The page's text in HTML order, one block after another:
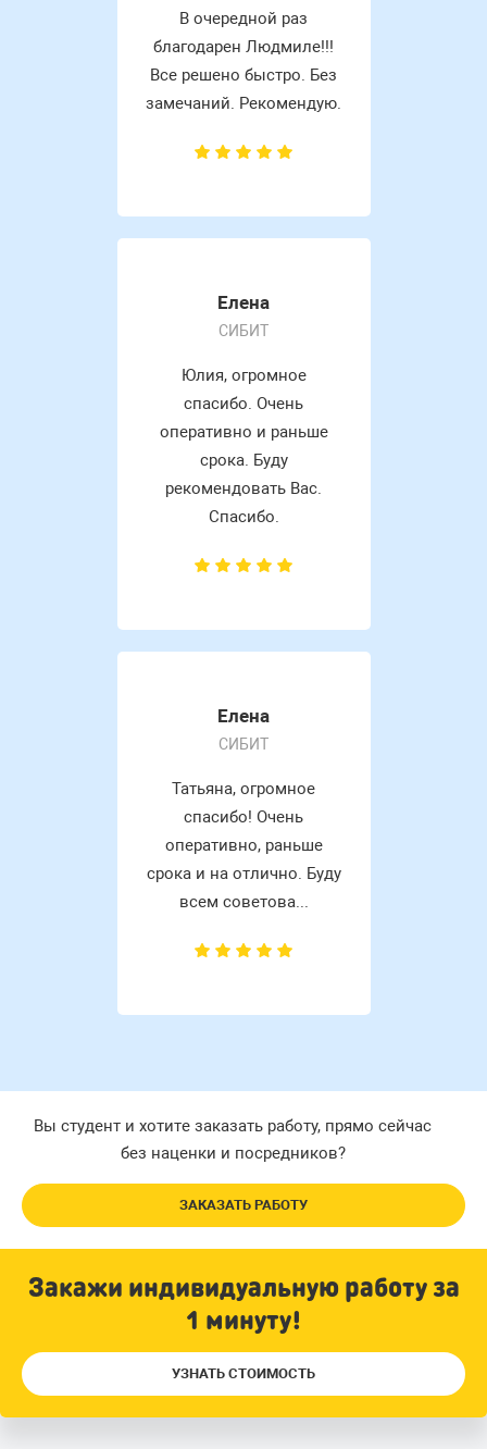
В очередной раз
благодарен Людмиле!!!
Все решено быстро. Без
замечаний. Рекомендую.
Елена
СИБИТ
Юлия, огромное
спасибо. Очень
оперативно и раньше
срока. Буду
рекомендовать Вас.
Спасибо.
Елена
СИБИТ
Татьяна, огромное
спасибо! Очень
оперативно, раньше
срока и на отлично. Буду
всем советова...
Вы студент и хотите заказать работу, прямо сейчас
без наценки и посредников?
ЗАКАЗАТЬ РАБОТУ
Закажи индивидуальную работу за
1 минуту!
УЗНАТЬ СТОИМОСТЬ